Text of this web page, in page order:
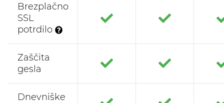
Brezplačno
SSL
potrdilo
Zaščita
gesla
Dnevniške